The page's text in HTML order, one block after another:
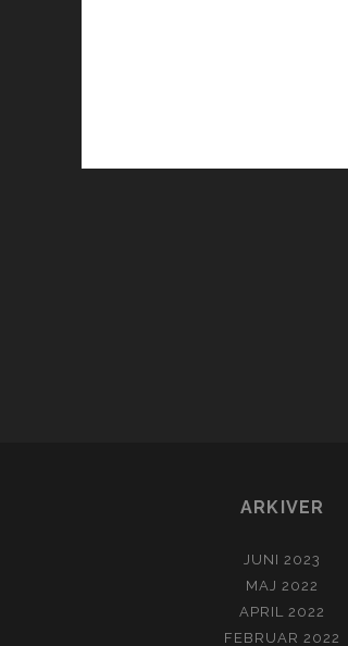
ARKIVER
JUNI 2023
MAJ 2022
APRIL 2022
FEBRUAR 2022